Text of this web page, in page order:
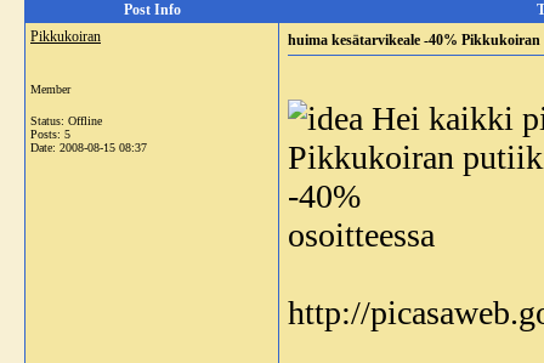
Post Info
Pikkukoiran
Member
Status: Offline
Posts: 5
Date: 2008-08-15 08:37
huima kesätarvikeale -40%
Hei kaikki
Pikkukoiran
-40%
osoitteessa
http://